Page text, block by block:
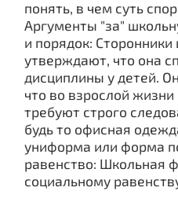
понять, в чем суть
Аргументы "за"
и порядок:
утверждают, что она
дисциплины у детей.
что во взрослой
требуют строго
будь то офисная
униформа или форма
равенство: Школьная
социальному